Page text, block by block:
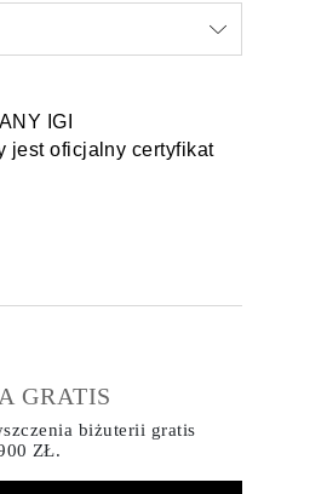
IGI
jest oficjalny certyfikat
GRATIS
biżuterii gratis
ZŁ.